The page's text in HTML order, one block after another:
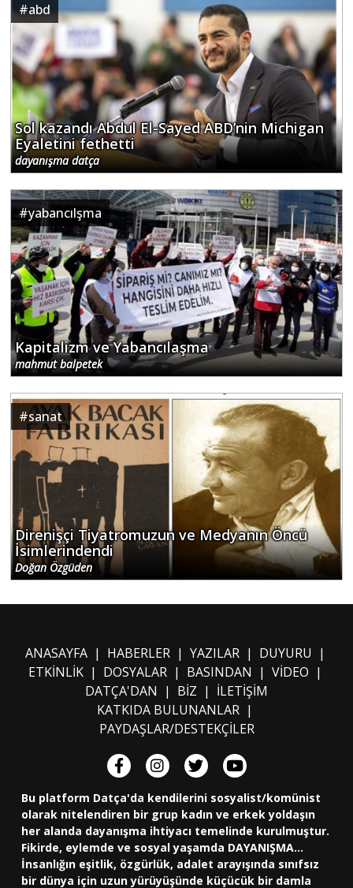
#abd
Sol kazandı Abdul El-Sayed ABD’nin Michigan
Eyaletini fethetti
dayanışma datça
#yabancılşma
Kapitalizm ve Yabancılaşma
mahmut balpetek
#sanat
Direnişçi Tiyatromuzun ve Medyanın Öncü
İsimlerindendi
Doğan Özgüden
ANASAYFA| HABERLER| YAZILAR| DUYURU |
ETKİNLİK| DOSYALAR| BASINDAN | VİDEO |
DATÇA'DAN | BİZ | İLETİŞİM
KATKIDA BULUNANLAR |
PAYDAŞLAR/DESTEKÇİLER
Bu platform Datça'da kendilerini sosyalist/komünist
olarak nitelendiren bir grup kadın ve erkek yoldaşın
her alanda dayanışma ihtiyacı temelinde kurulmuştur.
Fikirde, eylemde ve sosyal yaşamda DAYANIŞMA...
İnsanlığın eşitlik, özgürlük, adalet arayışında sınıfsız
bir dünya için uzun yürüyüşünde küçücük bir damla